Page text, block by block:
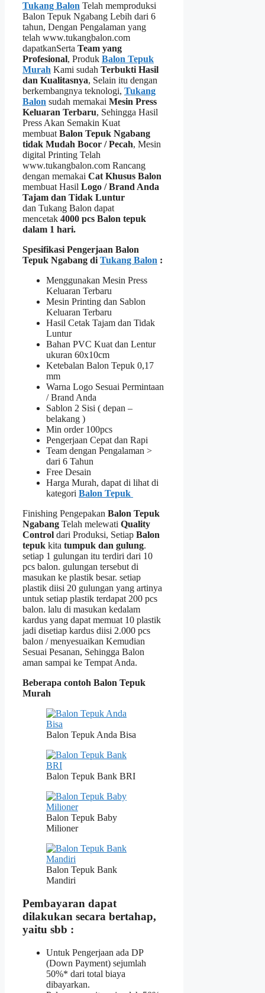
Tukang Balon Telah memproduksi
Balon Tepuk Ngabang Lebih dari 6
tahun, Dengan Pengalaman yang
telah www.tukangbalon.com
dapatkanSerta Team yang
Profesional, Produk Balon Tepuk
Murah Kami sudah Terbukti Hasil
dan Kualitasnya, Selain itu dengan
berkembangnya teknologi, Tukang
Balon sudah memakai Mesin Press
Keluaran Terbaru, Sehingga Hasil
Press Akan Semakin Kuat
membuat Balon Tepuk Ngabang
tidak Mudah Bocor / Pecah, Mesin
digital Printing Telah
www.tukangbalon.com Rancang
dengan memakai Cat Khusus Balon
membuat Hasil Logo / Brand Anda
Tajam dan Tidak Luntur
dan Tukang Balon dapat
mencetak 4000 pcs Balon tepuk
dalam 1 hari.
Spesifikasi Pengerjaan Balon
Tepuk Ngabang di Tukang Balon :
Menggunakan Mesin Press
Keluaran Terbaru
Mesin Printing dan Sablon
Keluaran Terbaru
Hasil Cetak Tajam dan Tidak
Luntur
Bahan PVC Kuat dan Lentur
ukuran 60x10cm
Ketebalan Balon Tepuk 0,17
mm
Warna Logo Sesuai Permintaan
/ Brand Anda
Sablon 2 Sisi ( depan –
belakang )
Min order 100pcs
Pengerjaan Cepat dan Rapi
Team dengan Pengalaman >
dari 6 Tahun
Free Desain
Harga Murah, dapat di lihat di
kategori Balon Tepuk
Finishing Pengepakan Balon Tepuk
Ngabang Telah melewati Quality
Control dari Produksi, Setiap Balon
tepuk kita tumpuk dan gulung.
setiap 1 gulungan itu terdiri dari 10
pcs balon. gulungan tersebut di
masukan ke plastik besar. setiap
plastik diisi 20 gulungan yang artinya
untuk setiap plastik terdapat 200 pcs
balon. lalu di masukan kedalam
kardus yang dapat memuat 10 plastik
jadi disetiap kardus diisi 2.000 pcs
balon / menyesuaikan Kemudian
Sesuai Pesanan, Sehingga Balon
aman sampai ke Tempat Anda.
Beberapa contoh Balon Tepuk
Murah
Balon Tepuk Anda Bisa
Balon Tepuk Bank BRI
Balon Tepuk Baby
Milioner
Balon Tepuk Bank
Mandiri
Pembayaran dapat
dilakukan secara bertahap,
yaitu sbb :
Untuk Pengerjaan ada DP
(Down Payment) sejumlah
50%* dari total biaya
dibayarkan.